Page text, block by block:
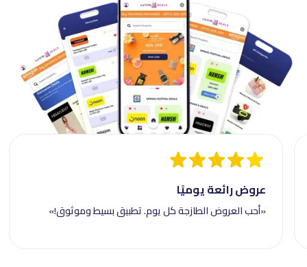
عروض رائعة يوميًا
«أحب العروض الطازجة كل يوم. تطبيق بسيط وموثوق!»